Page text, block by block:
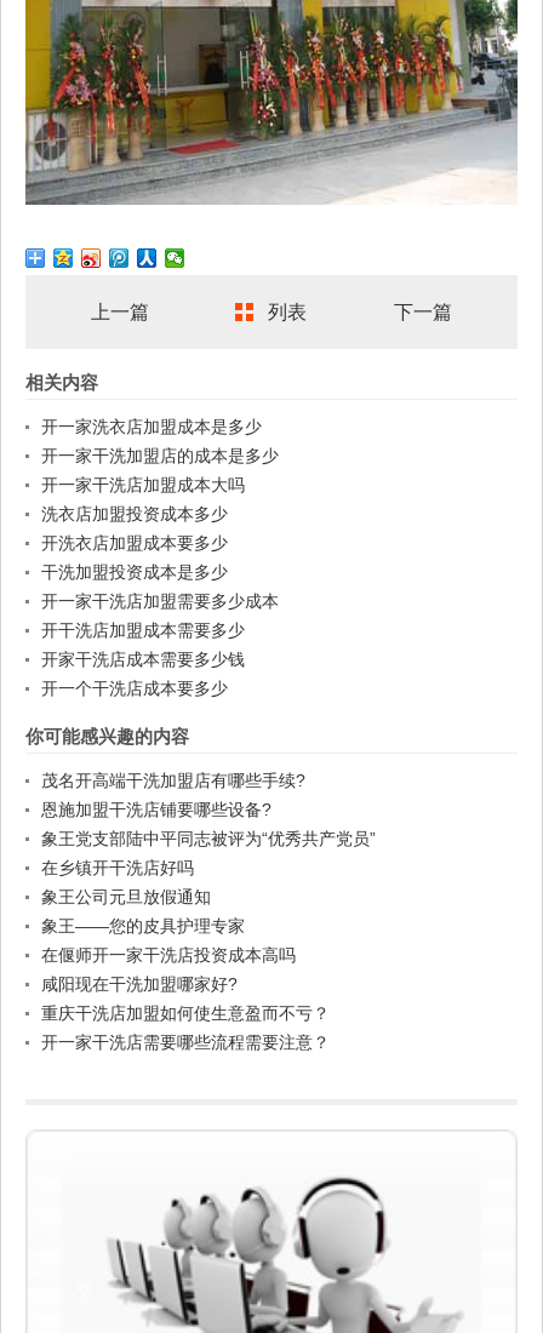
上一篇 列表 下一篇
相关内容
开一家洗衣店加盟成本是多少
开一家干洗加盟店的成本是多少
开一家干洗店加盟成本大吗
洗衣店加盟投资成本多少
开洗衣店加盟成本要多少
干洗加盟投资成本是多少
开一家干洗店加盟需要多少成本
开干洗店加盟成本需要多少
开家干洗店成本需要多少钱
开一个干洗店成本要多少
你可能感兴趣的内容
茂名开高端干洗加盟店有哪些手续?
恩施加盟干洗店铺要哪些设备?
象王党支部陆中平同志被评为“优秀共产党员”
在乡镇开干洗店好吗
象王公司元旦放假通知
象王——您的皮具护理专家
在偃师开一家干洗店投资成本高吗
咸阳现在干洗加盟哪家好?
重庆干洗店加盟如何使生意盈而不亏？
开一家干洗店需要哪些流程需要注意？